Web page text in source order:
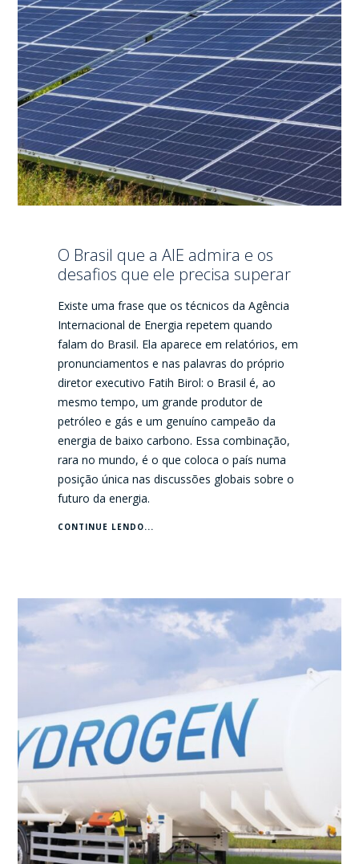
O Brasil que a AIE admira e os
desafios que ele precisa superar
Existe uma frase que os técnicos da Agência
Internacional de Energia repetem quando
falam do Brasil. Ela aparece em relatórios, em
pronunciamentos e nas palavras do próprio
diretor executivo Fatih Birol: o Brasil é, ao
mesmo tempo, um grande produtor de
petróleo e gás e um genuíno campeão da
energia de baixo carbono. Essa combinação,
rara no mundo, é o que coloca o país numa
posição única nas discussões globais sobre o
futuro da energia.
CONTINUE LENDO...